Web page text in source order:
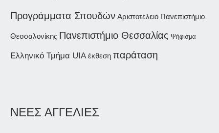
Προγράμματα Σπουδών Αριστοτέλειο Πανεπιστήμιο
Θεσσαλονίκης Πανεπιστήμιο Θεσσαλίας Ψήφισμα
Ελληνικό Τμήμα UIA έκθεση παράταση
ΝΕΕΣ ΑΓΓΕΛΙΕΣ